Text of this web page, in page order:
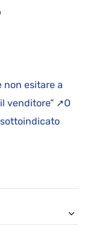
non esitare a
venditore” ➚O